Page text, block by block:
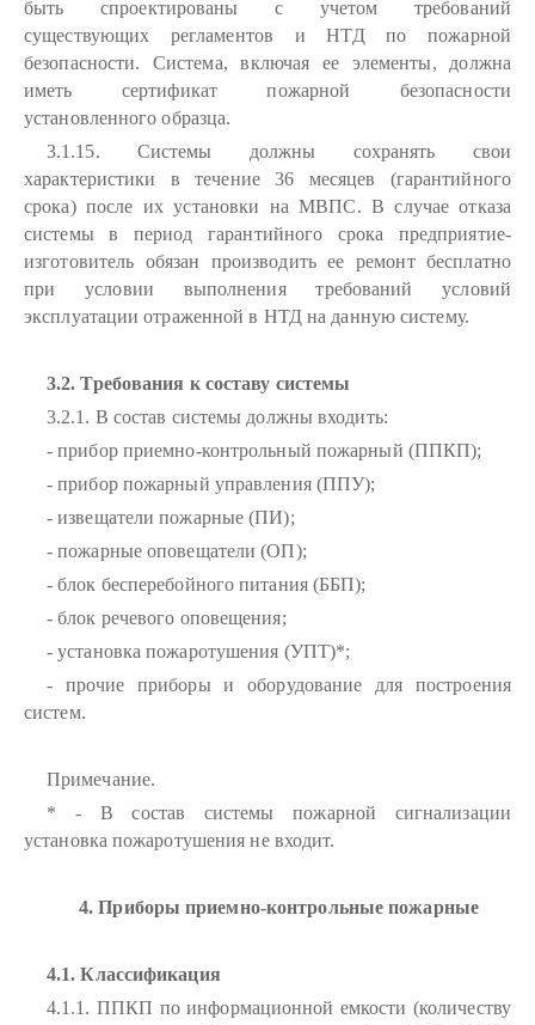
быть спроектированы с учетом требований
существующих регламентов и НТД по пожарной
безопасности. Система, включая ее элементы, должна
иметь сертификат пожарной безопасности
установленного образца.
3.1.15. Системы должны сохранять свои
характеристики в течение 36 месяцев (гарантийного
срока) после их установки на МВПС. В случае отказа
системы в период гарантийного срока предприятие-
изготовитель обязан производить ее ремонт бесплатно
при условии выполнения требований условий
эксплуатации отраженной в НТД на данную систему.
3.2. Требования к составу системы
3.2.1. В состав системы должны входить:
- прибор приемно-контрольный пожарный (ППКП);
- прибор пожарный управления (ППУ);
- извещатели пожарные (ПИ);
- пожарные оповещатели (ОП);
- блок бесперебойного питания (ББП);
- блок речевого оповещения;
- установка пожаротушения (УПТ)*;
- прочие приборы и оборудование для построения
систем.
Примечание.
* - В состав системы пожарной сигнализации
установка пожаротушения не входит.
4. Приборы приемно-контрольные пожарные
4.1. Классификация
4.1.1. ППКП по информационной емкости (количеству